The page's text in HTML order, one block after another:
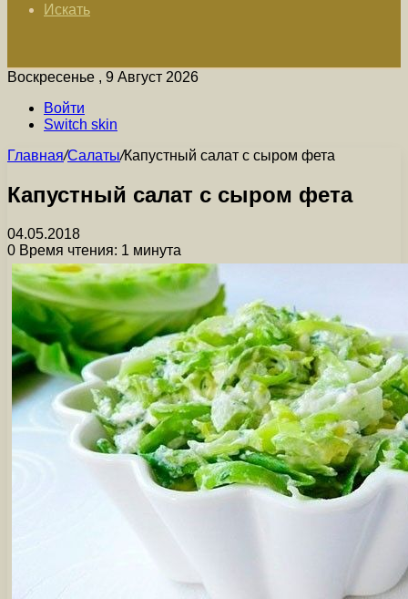
Искать
Воскресенье , 9 Август 2026
Войти
Switch skin
Главная/Салаты/Капустный салат с сыром фета
Капустный салат с сыром фета
04.05.2018
0 Время чтения: 1 минута